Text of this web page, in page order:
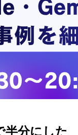
半分にした